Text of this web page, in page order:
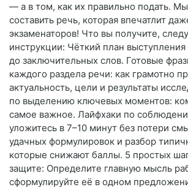
— а в том, как их правильно подать.
составить речь, которая впечатлит
экзаменаторов! Что вы получите,
инструкции: Чёткий план
до заключительных слов. Готовые
каждого раздела речи: как грамотно
актуальность, цели и результаты
по выделению ключевых моментов:
самое важное. Лайфхаки по
уложитесь в 7–10 минут без потери
удачных формулировок и разбор
которые снижают баллы. 5 простых
защите: Определите главную мысль
сформулируйте её в одном